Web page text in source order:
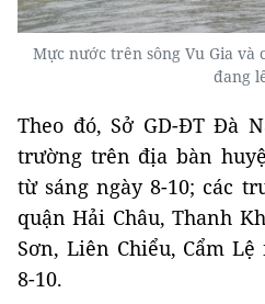
Mực nước trên sông Vu Gia và
đang
Theo đó, Sở GD-ĐT Đà
trường trên địa bàn
từ sáng ngày 8-10; các
quận Hải Châu, Thanh
Sơn, Liên Chiểu, Cẩm
8-10.